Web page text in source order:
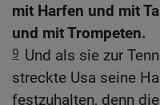
mit Harfen und mit
und mit Trompeten.
9 Und als sie zur
streckte Usa seine
festzuhalten, denn